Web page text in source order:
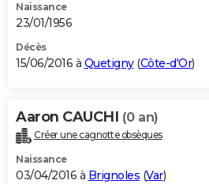
Naissance
23/01/1956
Décès
15/06/2016 à Quetigny(Côte-d'Or)
Aaron CAUCHI (0 an)
Créer une cagnotte obsèques
Naissance
03/04/2016 à Brignoles (Var)